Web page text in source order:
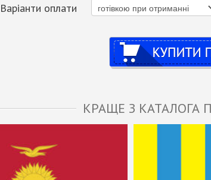
Варіанти оплати
Купити
КРАЩЕ З КАТАЛОГА